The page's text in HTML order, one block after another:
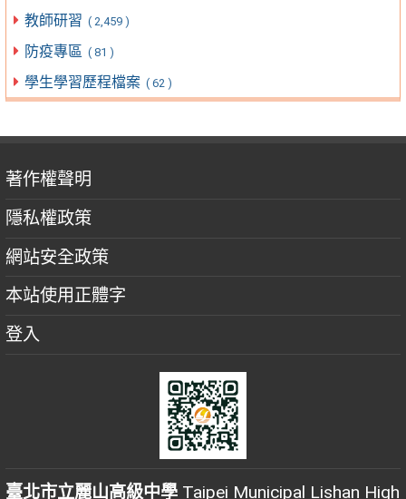
教師研習 ( 2,459 )
防疫專區 ( 81 )
學生學習歷程檔案 ( 62 )
著作權聲明
隱私權政策
網站安全政策
本站使用正體字
登入
臺北市立麗山高級中學 Taipei Municipal Lishan High